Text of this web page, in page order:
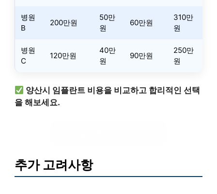
병원
B
200만원
50만
원
60만원
310만
원
병원
C
120만원
40만
원
90만원
250만
원
양산시 임플란트 비용을 비교하고 합리적인 선택
을 해보세요.
추가 고려사항